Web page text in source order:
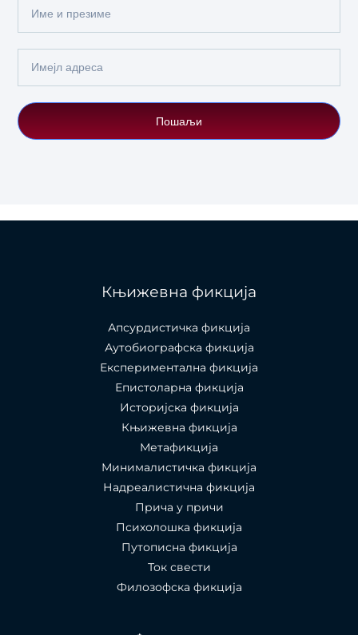
Пошаљи
Књижевна фикција
Апсурдистичка фикција
Аутобиографска фикција
Експериментална фикција
Епистоларна фикција
Историјска фикција
Књижевна фикција
Метафикција
Минималистичка фикција
Надреалистична фикција
Прича у причи
Психолошкa фикција
Путописна фикција
Ток свести
Филозофска фикција